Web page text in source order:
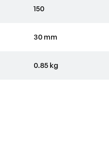
150
30 mm
0.85 kg